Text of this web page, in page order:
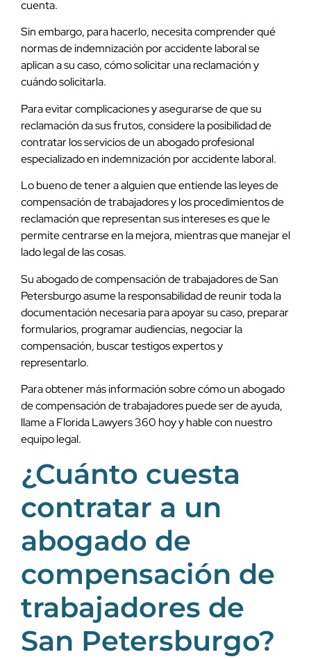
cuenta.
Sin embargo, para hacerlo, necesita comprender qué
normas de indemnización por accidente laboral se
aplican a su caso, cómo solicitar una reclamación y
cuándo solicitarla.
Para evitar complicaciones y asegurarse de que su
reclamación da sus frutos, considere la posibilidad de
contratar los servicios de un abogado profesional
especializado en indemnización por accidente laboral.
Lo bueno de tener a alguien que entiende las leyes de
compensación de trabajadores y los procedimientos de
reclamación que representan sus intereses es que le
permite centrarse en la mejora, mientras que manejar el
lado legal de las cosas.
Su abogado de compensación de trabajadores de San
Petersburgo asume la responsabilidad de reunir toda la
documentación necesaria para apoyar su caso, preparar
formularios, programar audiencias, negociar la
compensación, buscar testigos expertos y
representarlo.
Para obtener más información sobre cómo un abogado
de compensación de trabajadores puede ser de ayuda,
llame a Florida Lawyers 360 hoy y hable con nuestro
equipo legal.
¿Cuánto cuesta
contratar a un
abogado de
compensación de
trabajadores de
San Petersburgo?